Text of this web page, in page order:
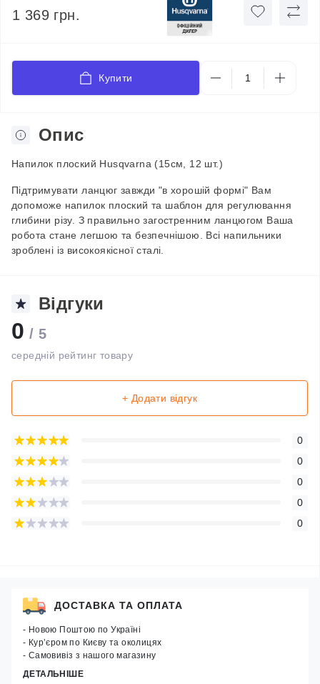
1 369 грн.
Купити
Опис
Напилок плоский Husqvarna (15см, 12 шт.)
Підтримувати ланцюг завжди "в хорошій формі" Вам
допоможе напилок плоский та шаблон для регулювання
глибини різу. З правильно загостренним ланцюгом Ваша
робота стане легшою та безпечнішою. Всі напильники
зроблені із високоякісної сталі.
Відгуки
0 / 5
середній рейтинг товару
+ Додати відгук
0
0
0
0
0
ДОСТАВКА ТА ОПЛАТА
- Новою Поштою по Україні
- Кур’єром по Києву та околицях
- Самовивіз з нашого магазину
ДЕТАЛЬНІШЕ